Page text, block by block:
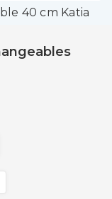
40 cm Katia